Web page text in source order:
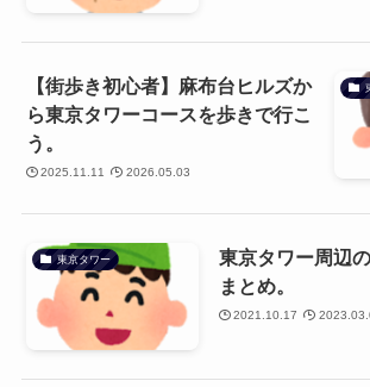
【街歩き初心者】麻布台ヒルズか
ら東京タワーコースを歩きで行こ
う。
2025.11.11 2026.05.03
東京タワー
東京タワー周辺
まとめ。
2021.10.17